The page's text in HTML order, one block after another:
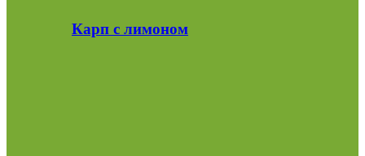
Карп с лимоном